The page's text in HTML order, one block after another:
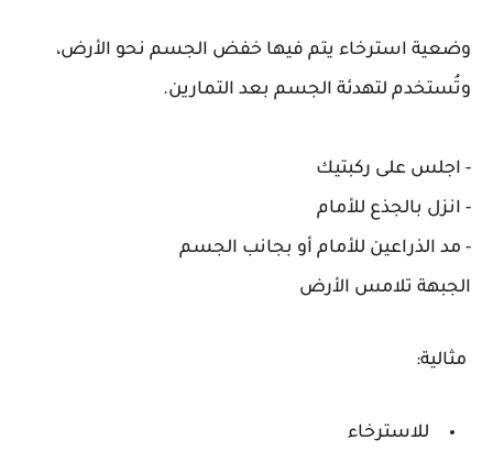
وضعية استرخاء يتم فيها خفض الجسم نحو الأرض،
وتُستخدم لتهدئة الجسم بعد التمارين.
- اجلس على ركبتيك
- انزل بالجذع للأمام
- مد الذراعين للأمام أو بجانب الجسم
الجبهة تلامس الأرض
مثالية:
للاسترخاء